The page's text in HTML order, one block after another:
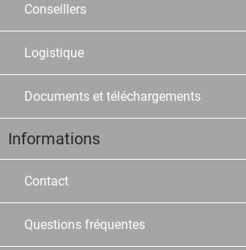
Conseillers
Logistique
Documents et téléchargements
Informations
Contact
Questions fréquentes